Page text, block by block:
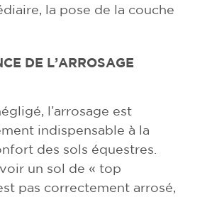
la pose de la couche
DE L’ARROSAGE
l’arrosage est
indispensable à la
des sols équestres.
un sol de « top
pas correctement arrosé,